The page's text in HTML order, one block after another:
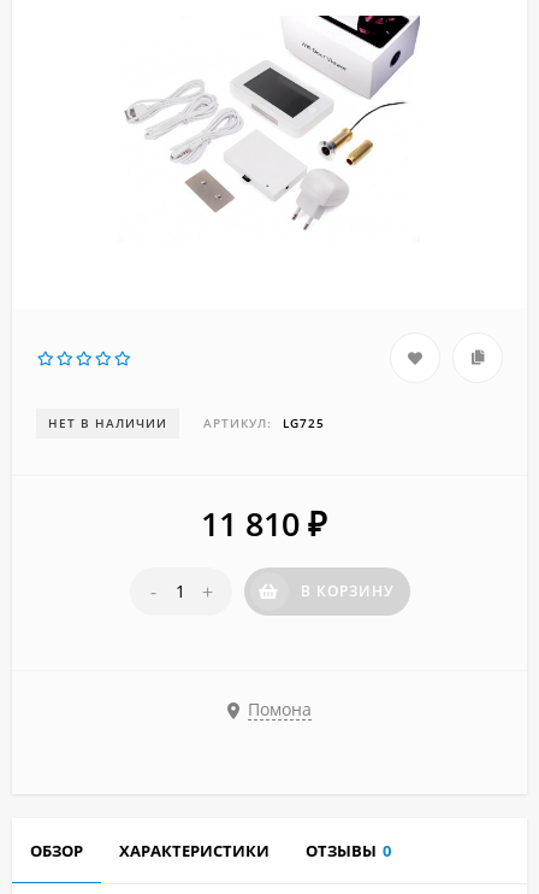
НЕТ В НАЛИЧИИ АРТИКУЛ: LG725
11 810 ₽
- + В КОРЗИНУ
Помона
ОБЗОР ХАРАКТЕРИСТИКИ ОТЗЫВЫ 0